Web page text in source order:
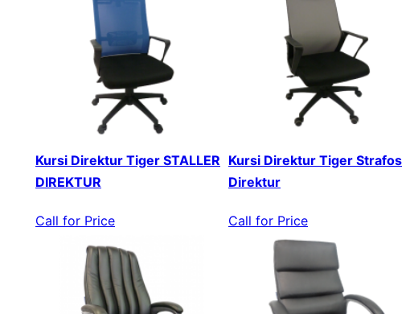
Kursi Direktur Tiger STALLER
DIREKTUR
Call for Price
Kursi Direktur Tiger Strafos
Direktur
Call for Price